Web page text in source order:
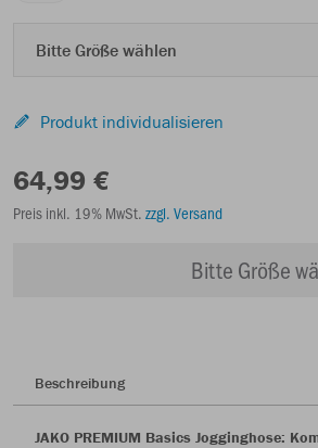
Bitte Größe wählen
Produkt individualisieren
64,99 €
Preis inkl. 19% MwSt. zzgl. Versand
Bitte Größe
Beschreibung
JAKO PREMIUM Basics Jogginghose: